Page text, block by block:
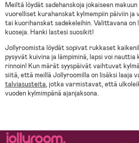
Meiltä löydät sadehanskoja jokaiseen
vuorelliset kurahanskat kylmempiin päiviin
tai kuorihanskat sadekeleihin. Valittavana on
kuoseja. Hanki lastesi suosikit!
Jollyroomista löydät sopivat rukkaset
pysyvät kuivina ja lämpiminä, lapsi voi
rinnoin! Kun märät syyspäivät vaihtuvat
siitä, että meillä Jollyroomilla on lisäksi laaja
talviasusteita, jotka varmistavat, että
vuoden kylmimpänä ajanjaksona.